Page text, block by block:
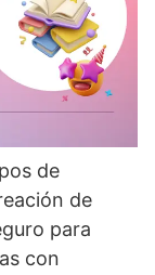
de
de
para
con